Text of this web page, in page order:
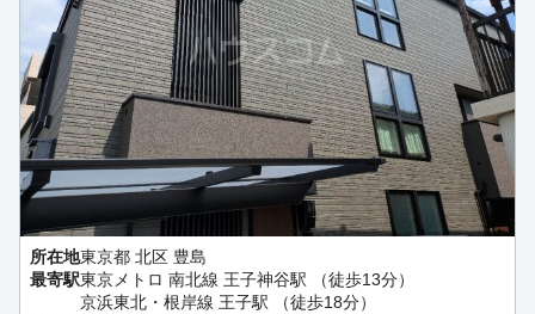
所在地東京都 北区 豊島
最寄駅東京メトロ 南北線 王子神谷駅 （徒歩13分）
京浜東北・根岸線 王子駅 （徒歩18分）